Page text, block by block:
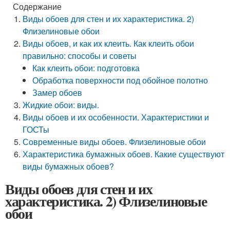
Содержание
Виды обоев для стен и их характеристика. 2)
Флизелиновые обои
Виды обоев, и как их клеить. Как клеить обои
правильно: способы и советы
Как клеить обои: подготовка
Обработка поверхности под обойное полотно
Замер обоев
Жидкие обои: виды.
Виды обоев и их особенности. Характеристики и
ГОСТы
Современные виды обоев. Флизелиновые обои
Характеристика бумажных обоев. Какие существуют
виды бумажных обоев?
Виды обоев для стен и их
характеристика. 2) Флизелиновые
обои